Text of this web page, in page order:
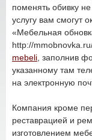
поменять обивку
услугу вам смогут
«Мебельная
http://
mebeli , заполнив
указанному там
на электронную
Компания кроме
реставрацией и
изготовлением